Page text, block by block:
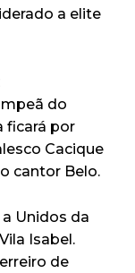
a elite
do
ficará por
Cacique
cantor Belo.
Unidos da
Isabel.
de